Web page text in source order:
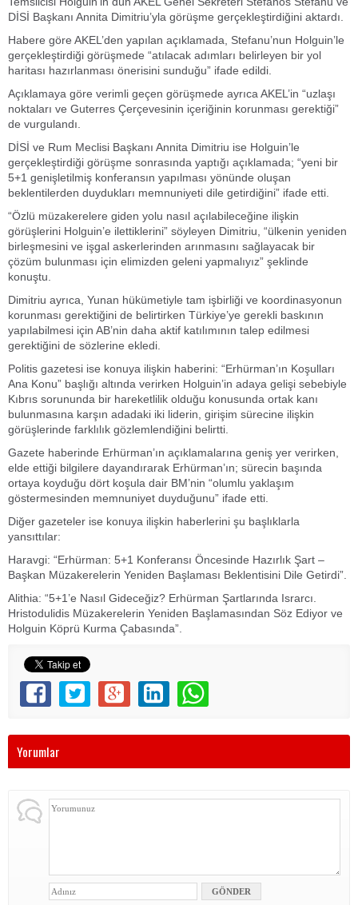
DİSİ Başkanı Annita Dimitriu’yla görüşme gerçekleştirdiğini aktardı.
Habere göre AKEL’den yapılan açıklamada, Stefanu’nun Holguin’le
gerçekleştirdiği görüşmede “atılacak adımları belirleyen bir yol
haritası hazırlanması önerisini sunduğu” ifade edildi.
Açıklamaya göre verimli geçen görüşmede ayrıca AKEL’in “uzlaşı
noktaları ve Guterres Çerçevesinin içeriğinin korunması gerektiği”
de vurgulandı.
DİSİ ve Rum Meclisi Başkanı Annita Dimitriu ise Holguin’le
gerçekleştirdiği görüşme sonrasında yaptığı açıklamada; “yeni bir
5+1 genişletilmiş konferansın yapılması yönünde oluşan
beklentilerden duydukları memnuniyeti dile getirdiğini” ifade etti.
“Özlü müzakerelere giden yolu nasıl açılabileceğine ilişkin
görüşlerini Holguin’e ilettiklerini” söyleyen Dimitriu, “ülkenin yeniden
birleşmesini ve işgal askerlerinden arınmasını sağlayacak bir
çözüm bulunması için elimizden geleni yapmalıyız” şeklinde
konuştu.
Dimitriu ayrıca, Yunan hükümetiyle tam işbirliği ve koordinasyonun
korunması gerektiğini de belirtirken Türkiye’ye gerekli baskının
yapılabilmesi için AB’nin daha aktif katılımının talep edilmesi
gerektiğini de sözlerine ekledi.
Politis gazetesi ise konuya ilişkin haberini: “Erhürman’ın Koşulları
Ana Konu” başlığı altında verirken Holguin’in adaya gelişi sebebiyle
Kıbrıs sorununda bir hareketlilik olduğu konusunda ortak kanı
bulunmasına karşın adadaki iki liderin, girişim sürecine ilişkin
görüşlerinde farklılık gözlemlendiğini belirtti.
Gazete haberinde Erhürman’ın açıklamalarına geniş yer verirken,
elde ettiği bilgilere dayandırarak Erhürman’ın; sürecin başında
ortaya koyduğu dört koşula dair BM’nin “olumlu yaklaşım
göstermesinden memnuniyet duyduğunu” ifade etti.
Diğer gazeteler ise konuya ilişkin haberlerini şu başlıklarla
yansıttılar:
Haravgi: “Erhürman: 5+1 Konferansı Öncesinde Hazırlık Şart –
Başkan Müzakerelerin Yeniden Başlaması Beklentisini Dile Getirdi”.
Alithia: “5+1’e Nasıl Gideceğiz? Erhürman Şartlarında Israrcı.
Hristodulidis Müzakerelerin Yeniden Başlamasından Söz Ediyor ve
Holguin Köprü Kurma Çabasında”.
Yorumlar